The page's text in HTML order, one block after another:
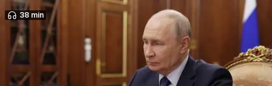
38 min